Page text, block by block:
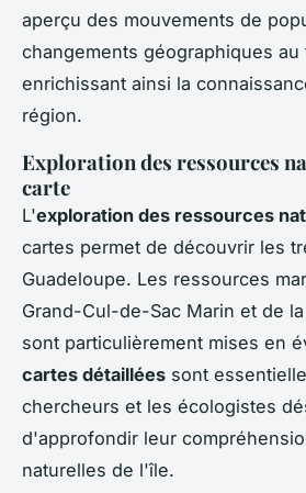
aperçu des mouvements de
changements géographiques
enrichissant ainsi la
région.
Exploration des ressources
carte
L'exploration des ressources
cartes permet de découvrir les
Guadeloupe. Les ressources
Grand-Cul-de-Sac Marin et de
sont particulièrement mises en
cartes détaillées sont
chercheurs et les écologistes
d'approfondir leur
naturelles de l'île.